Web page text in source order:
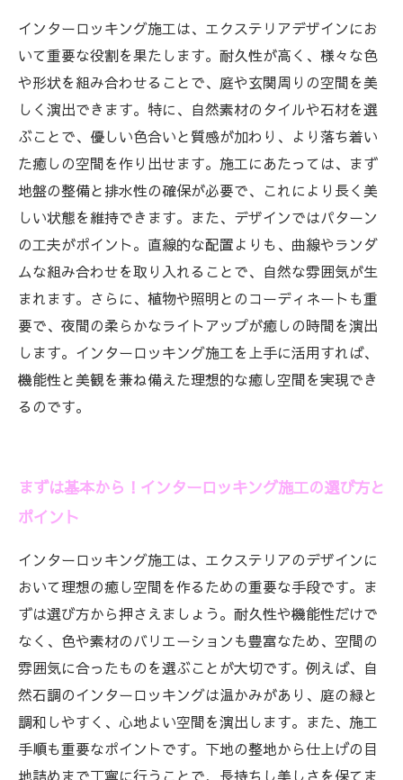
インターロッキングで叶える、家族みんなが喜
ぶ癒しの庭
エクステリアが変わる！理想の癒し空間を作る
ための最終チェックリスト
インターロッキング施工は、エクステリアデザインにお
いて重要な役割を果たします。耐久性が高く、様々な色
や形状を組み合わせることで、庭や玄関周りの空間を美
しく演出できます。特に、自然素材のタイルや石材を選
ぶことで、優しい色合いと質感が加わり、より落ち着い
た癒しの空間を作り出せます。施工にあたっては、まず
地盤の整備と排水性の確保が必要で、これにより長く美
しい状態を維持できます。また、デザインではパターン
の工夫がポイント。直線的な配置よりも、曲線やランダ
ムな組み合わせを取り入れることで、自然な雰囲気が生
まれます。さらに、植物や照明とのコーディネートも重
要で、夜間の柔らかなライトアップが癒しの時間を演出
します。インターロッキング施工を上手に活用すれば、
機能性と美観を兼ね備えた理想的な癒し空間を実現でき
るのです。
まずは基本から！インターロッキング施工の選び方と
ポイント
インターロッキング施工は、エクステリアのデザインに
おいて理想の癒し空間を作るための重要な手段です。ま
ずは選び方から押さえましょう。耐久性や機能性だけで
なく、色や素材のバリエーションも豊富なため、空間の
雰囲気に合ったものを選ぶことが大切です。例えば、自
然石調のインターロッキングは温かみがあり、庭の緑と
調和しやすく、心地よい空間を演出します。また、施工
手順も重要なポイントです。下地の整地から仕上げの目
地詰めまで丁寧に行うことで、長持ちし美しさを保てま